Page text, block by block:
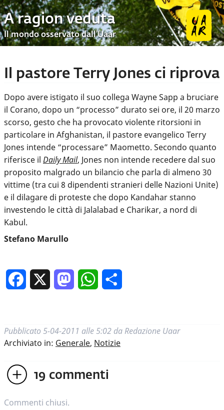
A ragion veduta
Il mondo osservato dall’Uaar
Il pastore Terry Jones ci riprova
Dopo avere istigato il suo collega Wayne Sapp a bruciare
il Corano, dopo un “processo” durato sei ore, il 20 marzo
scorso, gesto che ha provocato violente ritorsioni in
particolare in Afghanistan, il pastore evangelico Terry
Jones intende “processare” Maometto. Secondo quanto
riferisce il Daily Mail, Jones non intende recedere dal suo
proposito malgrado un bilancio che parla di almeno 30
vittime (tra cui 8 dipendenti stranieri delle Nazioni Unite)
e il dilagare di proteste che dopo Kandahar stanno
investendo le città di Jalalabad e Charikar, a nord di
Kabul.
Stefano Marullo
Facebook MastodonWhatsApp
Pubblicato 5-04-2011 alle 5:02 da Redazione Uaar
Archiviato in: Generale, Notizie
19 commenti
Commenti chiusi.